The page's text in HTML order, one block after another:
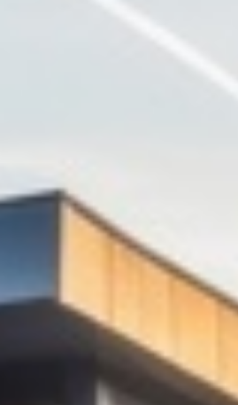
verlassen und somit teure Ausfälle
vermeiden. Darüber hinaus bieten
an, um Ihnen den Büroalltag zu
Unser kompetentes Team steht
und effizienten Services zur Seite.
Gebäudebetreuung in unsere
Sie sich auf Ihr Kerngeschäft.